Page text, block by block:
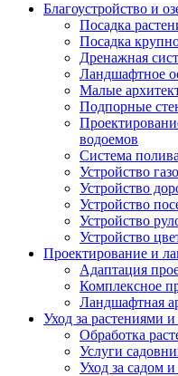
Благоустройство и
Посадка
Посадка
Дренажная
Ландшафтное
Малые
Подпорные
водоемов
Система полива
Устройство
Устройство
Устройство
Устройство
Устройство
Проектирование и
Адаптация
Комплексное
Ландшафтная
Уход за растениями
Обработка
Услуги
Уход за садом